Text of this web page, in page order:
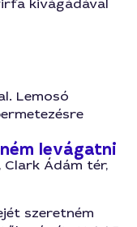
kivágádával
Lemosó
levágatni
Clark Ádám tér,
szeretném